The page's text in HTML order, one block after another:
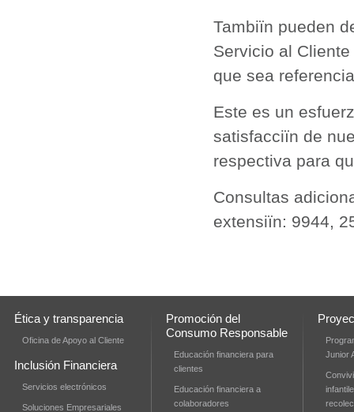
Tambiïn pueden
Servicio al
que sea
Este es un
satisfacciïn de
respectiva para
Consultas
extensiïn: 9944,
Ética y transparencia
Oficina de Apoyo al Cliente
Inclusión Financiera
Servicios electrónicos
Soluciones Empresariales
Promoción del
Consumo Responsable
Educación financiera para
clientes
Educación financiera a
colaboradores
Junior